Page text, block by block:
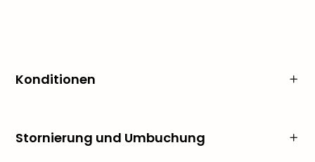
Konditionen
Stornierung und Umbuchung